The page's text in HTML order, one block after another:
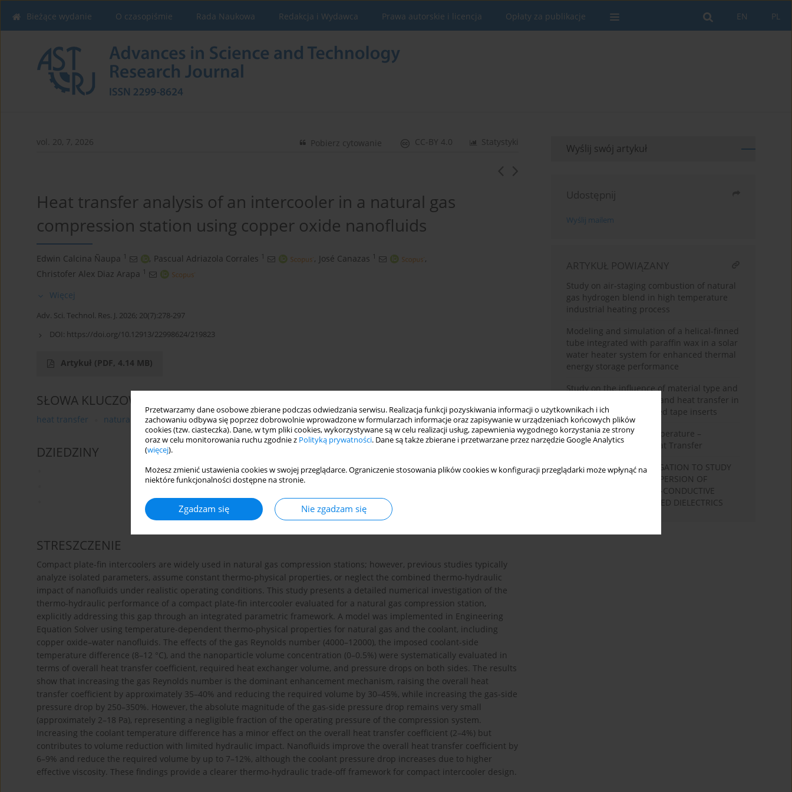
Przetwarzamy dane osobowe zbierane podczas odwiedzania serwisu. Realizacja funkcji pozyskiwania informacji o użytkownikach i ich
zachowaniu odbywa się poprzez dobrowolnie wprowadzone w formularzach informacje oraz zapisywanie w urządzeniach końcowych plików
cookies (tzw. ciasteczka). Dane, w tym pliki cookies, wykorzystywane są w celu realizacji usług, zapewnienia wygodnego korzystania ze strony
oraz w celu monitorowania ruchu zgodnie z Polityką prywatności. Dane są także zbierane i przetwarzane przez narzędzie Google Analytics
(więcej).
Możesz zmienić ustawienia cookies w swojej przeglądarce. Ograniczenie stosowania plików cookies w konfiguracji przeglądarki może wpłynąć na
niektóre funkcjonalności dostępne na stronie.
Zgadzam się Nie zgadzam się
PL
EN
Bieżące wydanie O czasopiśmie Rada Naukowa Redakcja i Wydawca Prawa autorskie i licencja Opłaty za publikacje
vol. 20, 7, 2026 Statystyki
CC-BY 4.0
Pobierz cytowanie
Heat transfer analysis of an intercooler in a natural gas
compression station using copper oxide nanofluids
Edwin Calcina Ñaupa 1 , Pascual Adriazola Corrales 1 , José Canazas 1
,
Christofer Alex Diaz Arapa
1
Więcej
Adv. Sci. Technol. Res. J. 2026; 20(7):278-297
DOI: https://doi.org/10.12913/22998624/219823
Artykuł (PDF, 4.14 MB)
SŁOWA KLUCZOWE
heat transfer natural gas nanofluid intercooler plate-fin heat exchanger
DZIEDZINY
STRESZCZENIE
Compact plate-fin intercoolers are widely used in natural gas compression stations; however, previous studies typically
analyze isolated parameters, assume constant thermo-physical properties, or neglect the combined thermo-hydraulic
impact of nanofluids under realistic operating conditions. This study presents a detailed numerical investigation of the
thermo-hydraulic performance of a compact plate-fin intercooler evaluated for a natural gas compression station,
explicitly addressing this gap through an integrated parametric framework. A model was implemented in Engineering
Equation Solver using temperature-dependent thermo-physical properties for natural gas and the coolant, including
copper oxide–water nanofluids. The effects of the gas Reynolds number (4000–12000), the imposed coolant-side
temperature difference (8–12 °C), and the nanoparticle volume concentration (0–0.5%) were systematically evaluated in
terms of overall heat transfer coefficient, required heat exchanger volume, and pressure drops on both sides. The results
show that increasing the gas Reynolds number is the dominant enhancement mechanism, raising the overall heat
transfer coefficient by approximately 35–40% and reducing the required volume by 30–45%, while increasing the gas-side
pressure drop by 250–350%. However, the absolute magnitude of the gas-side pressure drop remains very small
(approximately 2–18 Pa), representing a negligible fraction of the operating pressure of the compression system.
Increasing the coolant temperature difference has a minor effect on the overall heat transfer coefficient (2–4%) but
contributes to volume reduction with limited hydraulic impact. Nanofluids improve the overall heat transfer coefficient by
6–9% and reduce the required volume by up to 7–12%, although the coolant pressure drop increases due to higher
effective viscosity. These findings provide a clearer thermo-hydraulic trade-off framework for compact intercooler design.
Wyślij swój artykuł
Udostępnij
Wyślij mailem
ARTYKUŁ POWIĄZANY
Study on air-staging combustion of natural
gas hydrogen blend in high temperature
industrial heating process
Modeling and simulation of a helical-finned
tube integrated with paraffin wax in a solar
water heater system for enhanced thermal
energy storage performance
Study on the influence of material type and
pitch ratio on flow field and heat transfer in
tubes using U-cut twisted tape inserts
Surface Imaging of Temperature –
Research Method of Heat Transfer
EXPERIMENTAL INVESTIGATION TO STUDY
THE VISCOSITY AND DISPERSION OF
CONDUCTIVE AND NON-CONDUCTIVE
NANOPOWDERS’ BLENDED DIELECTRICS